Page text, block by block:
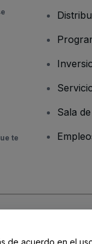
te
Sala
de acuerdo en el